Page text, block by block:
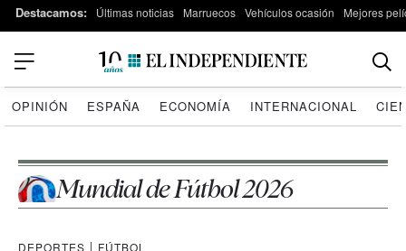
Destacamos: Últimas noticias Marruecos Vehículos ocasión Mejores
OPINIÓN ESPAÑA ECONOMÍA INTERNACIONAL
Mundial de Fútbol 2026
DEPORTES | FÚTBOL